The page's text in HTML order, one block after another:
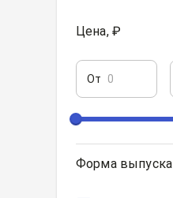
Цена, ₽
От
Форма выпуска